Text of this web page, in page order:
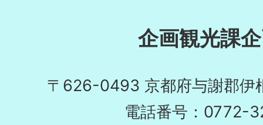
企画観光課
〒626-0493 京都府与謝郡伊
電話番号：0772-